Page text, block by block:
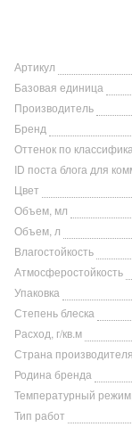
Артикул
Базовая единица
Производитель
Бренд
Оттенок по
ID поста блога для
Цвет
Объем, мл
Объем, л
Влагостойкость
Атмосферостойкость
Упаковка
Степень блеска
Расход, г/кв.м
Страна производителя
Родина бренда
Температурный
Тип работ